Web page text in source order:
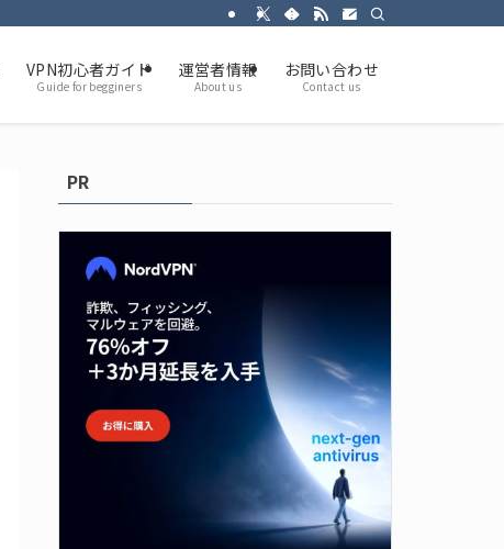
VPN初心者ガイド
Guide for begginers
運営者情報
About us
お問い合わせ
Contact us
PR